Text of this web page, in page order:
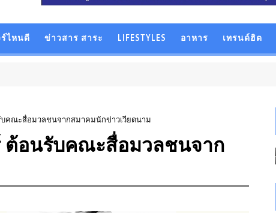
ไหนดี ข่าวสาร สาระ LIFESTYLES อาหาร เทรนด์ฮิต
บคณะสื่อมวลชนจากสมาคมนักข่าวเวียดนาม
ต้อนรับคณะสื่อมวลชนจาก